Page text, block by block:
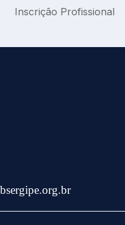
Inscrição Profissional